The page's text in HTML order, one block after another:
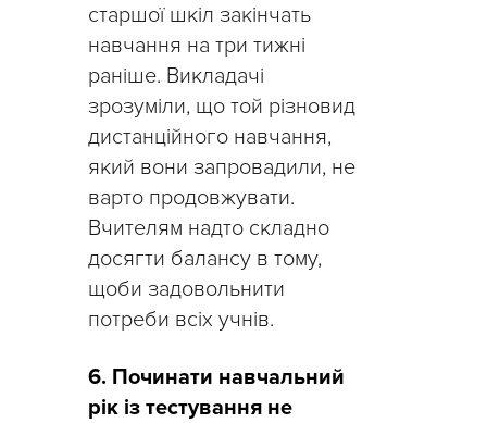
старшої шкіл закінчать
навчання на три тижні
раніше. Викладачі
зрозуміли, що той різновид
дистанційного навчання,
який вони запровадили, не
варто продовжувати.
Вчителям надто складно
досягти балансу в тому,
щоби задовольнити
потреби всіх учнів.
6. Починати навчальний
рік із тестування не